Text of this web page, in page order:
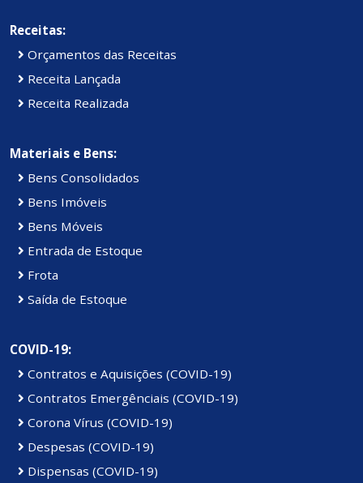
Receitas:
Orçamentos das Receitas
Receita Lançada
Receita Realizada
Materiais e Bens:
Bens Consolidados
Bens Imóveis
Bens Móveis
Entrada de Estoque
Frota
Saída de Estoque
COVID-19:
Contratos e Aquisições (COVID-19)
Contratos Emergênciais (COVID-19)
Corona Vírus (COVID-19)
Despesas (COVID-19)
Dispensas (COVID-19)